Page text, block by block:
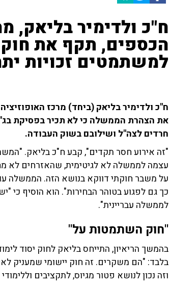
ח"כ ולדימיר בליאק,
הכספים, תקף את חוק
למשתמטים זכויות
את הצהרת הממשלה כי לא תכיר בפסיקת
חרדים לצה"ל ושילובם בשוק העבודה.
"זה אירוע חסר תקדים", קבע ח"כ בליאק.
עצמה לממשלה לא לגיטימית, שהאזרחים לא
על משבר חוקתי דווקא בנושא הזה. הממשלה
כך גם לפגוע בטוהר הבחירות". הוא הוסיף
לממשלה עבריינית".
"חוק השתמטות על"
בהמשך הריאיון, התייחס בליאק לחוק יסוד
בלבד: "הם משקרים. זה חוק יישומי שמעניק
וזה נכון לנושא פטור מגיוס, לתקציבים